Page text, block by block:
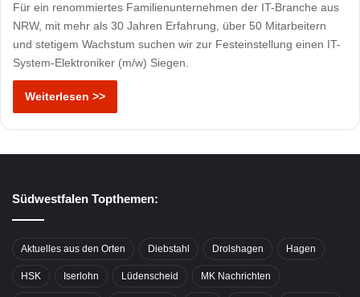
Für ein renommiertes Familienunternehmen der IT-Branche aus
NRW, mit mehr als 30 Jahren Erfahrung, über 50 Mitarbeitern
und stetigem Wachstum suchen wir zur Festeinstellung einen IT-
System-Elektroniker (m/w) Siegen.
Weiterlesen >>
Südwestfalen Topthemen:
Aktuelles aus den Orten Diebstahl Drolshagen Hagen
HSK Iserlohn Lüdenscheid MK Nachrichten